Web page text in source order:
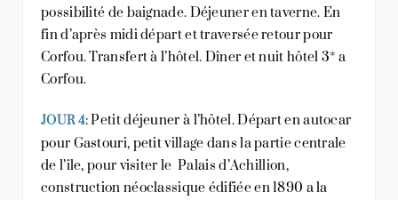
possibilité de baignade. Déjeuner en taverne. En
fin d’après midi départ et traversée retour pour
Corfou. Transfert à l’hôtel. Dîner et nuit hôtel 3* a
Corfou.
JOUR 4: Petit déjeuner à l’hôtel. Départ en autocar
pour Gastouri, petit village dans la partie centrale
de l’île, pour visiter le Palais d’Achillion,
construction néoclassique édifiée en 1890 a la